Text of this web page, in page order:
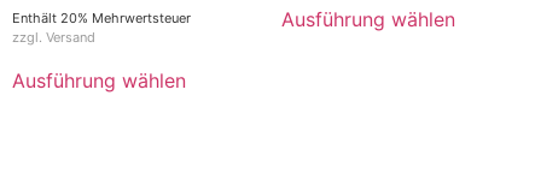
Enthält 20% Mehrwertsteuer
zzgl. Versand
Ausführung wählen
Ausführung wählen